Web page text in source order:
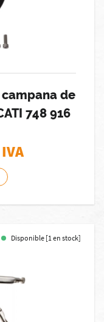
de
748 916
Disponible [1 en stock]